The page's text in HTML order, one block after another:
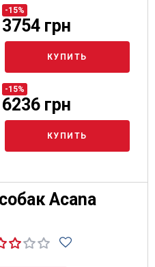
-15%
3754 грн
КУПИТЬ
-15%
6236 грн
КУПИТЬ
Acana